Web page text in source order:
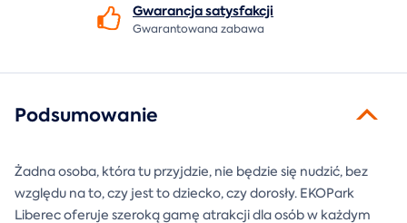
Gwarancjasatysfakcji
Gwarantowana zabawa
Podsumowanie
Żadna osoba, która tu przyjdzie, nie będzie się nudzić, bez
względu na to, czy jest to dziecko, czy dorosły. EKOPark
Liberec oferuje szeroką gamę atrakcji dla osób w każdym